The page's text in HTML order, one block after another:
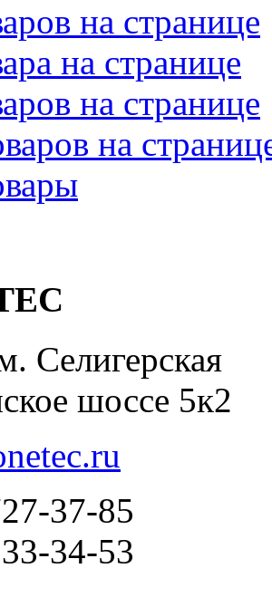
на странице
на странице
на странице
на
Селигерская
шоссе 5к2
37-85
34-53